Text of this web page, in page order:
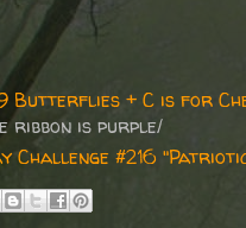
Butterflies + C is for
ribbon is purple/
Challenge #216